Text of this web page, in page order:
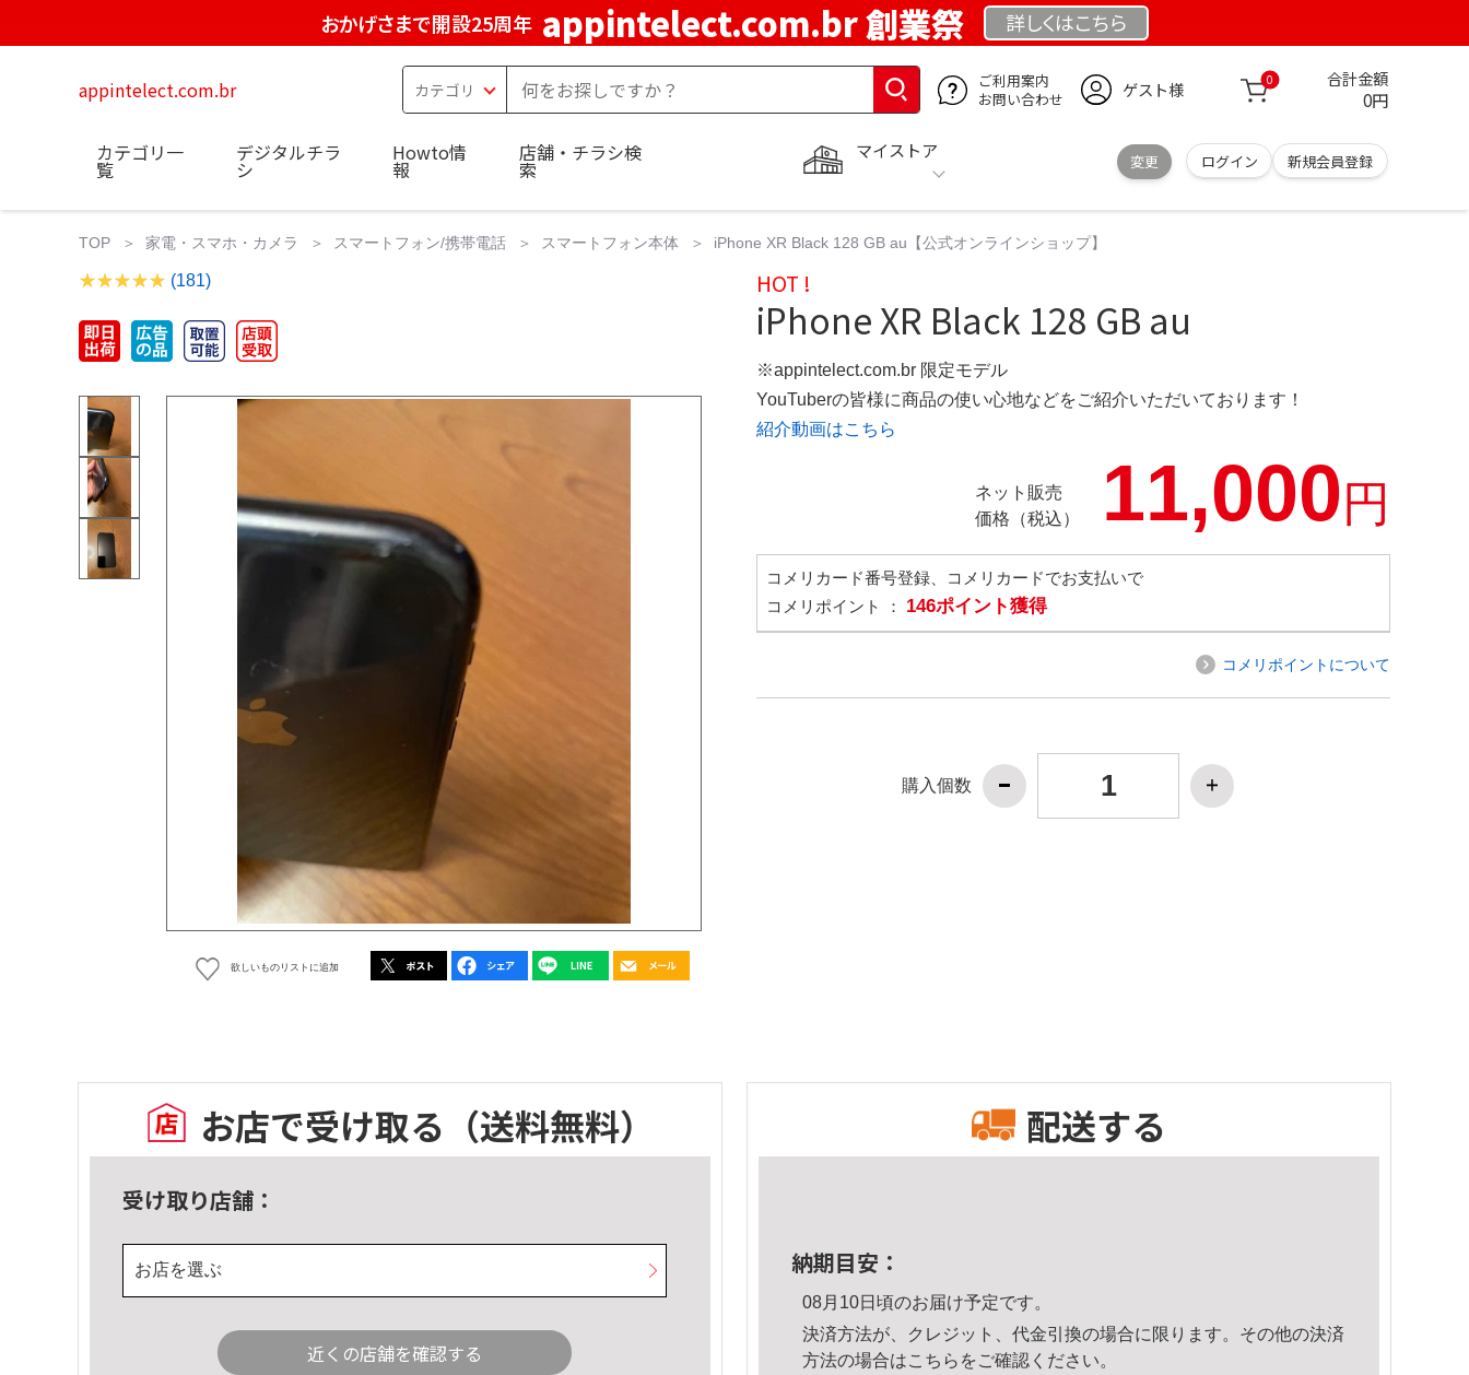
おかげさまで開設25周年 appintelect.com.br 創業祭 詳しくはこちら
appintelect.com.br
ご利用案内
お問い合わせ
ゲスト様 0 合計金額
0円
マイストア
変更 ログイン 新規会員登録
カテゴリ一
覧
デジタルチラ
シ
Howto情
報
店舗・チラシ検
索
TOP 家電・スマホ・カメラ スマートフォン/携帯電話 スマートフォン本体 iPhone XR Black 128 GB au【公式オンラインショップ】
(181)
欲しいものリストに追加
HOT !
iPhone XR Black 128 GB au
※appintelect.com.br 限定モデル
YouTuberの皆様に商品の使い心地などをご紹介いただいております！
紹介動画はこちら
ネット販売
価格（税込）
11,000円
コメリカード番号登録、コメリカードでお支払いで
コメリポイント ： 146ポイント獲得
コメリポイントについて
購入個数
お店で受け取る （送料無料）
受け取り店舗：
お店を選ぶ
近くの店舗を確認する
配送する
納期目安：
08月10日頃のお届け予定です。
決済方法が、クレジット、代金引換の場合に限ります。その他の決済
方法の場合はこちら をご確認ください。